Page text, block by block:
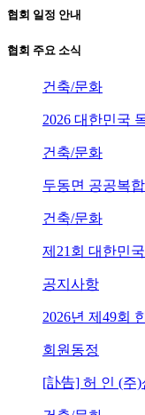
협회 일정 안내
협회 주요 소식
건축/문화
2026 대한민국
건축/문화
두동면 공공복
건축/문화
제21회 대한민
공지사항
2026년 제49회
회원동정
[訃告] 허 인 (주